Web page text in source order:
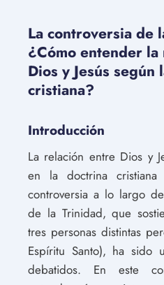
La controversia de
¿Cómo entender
Dios y Jesús según
cristiana?
Introducción
La relación entre Dios y
en la doctrina
controversia a lo largo
de la Trinidad, que
tres personas distintas
Espíritu Santo), ha sido
debatidos. En este